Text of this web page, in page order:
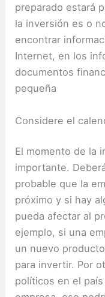
preparado estará
la inversión es o
encontrar
Internet, en los
documentos
pequeña
Considere el
El momento de la
importante.
probable que la
próximo y si hay
pueda afectar al
ejemplo, si una
un nuevo
para invertir. Por
políticos en el